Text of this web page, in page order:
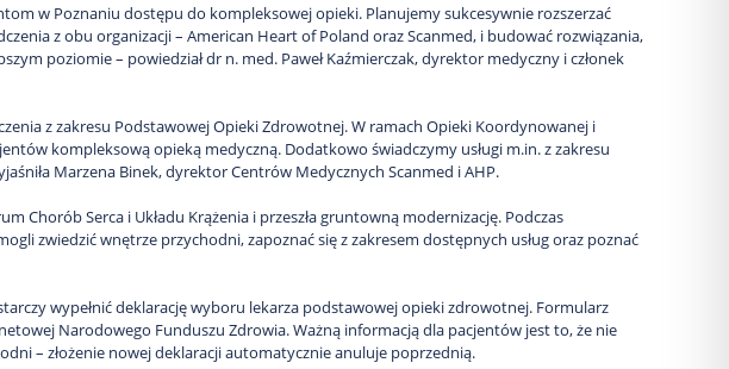
w Poznaniu dostępu do kompleksowej opieki. Planujemy sukcesywnie rozszerzać
z obu organizacji – American Heart of Poland oraz Scanmed, i budować rozwiązania,
poziomie – powiedział dr n. med. Paweł Kaźmierczak, dyrektor medyczny i członek
z zakresu Podstawowej Opieki Zdrowotnej. W ramach Opieki Koordynowanej i
kompleksową opieką medyczną. Dodatkowo świadczymy usługi m.in. z zakresu
Marzena Binek, dyrektor Centrów Medycznych Scanmed i AHP.
Chorób Serca i Układu Krążenia i przeszła gruntowną modernizację. Podczas
zwiedzić wnętrze przychodni, zapoznać się z zakresem dostępnych usług oraz poznać
wypełnić deklarację wyboru lekarza podstawowej opieki zdrowotnej. Formularz
Narodowego Funduszu Zdrowia. Ważną informacją dla pacjentów jest to, że nie
– złożenie nowej deklaracji automatycznie anuluje poprzednią.